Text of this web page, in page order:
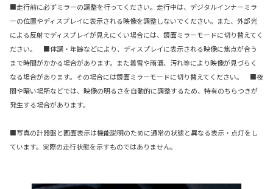
■走行前に必ずミラーの調整を行ってください。走行中は、デジタルインナーミラ
ーの位置やディスプレイに表示される映像を調整しないでください。また、外部光
による反射でディスプレイが見えにくい場合には、鏡面ミラーモードに切り替えてく
ださい。 ■体調・年齢などにより、ディスプレイに表示される映像に焦点が合う
まで時間がかかる場合があります。また着雪や雨滴、汚れ等により映像が見づらく
なる場合があります。その場合には鏡面ミラーモードに切り替えてください。 ■夜
間や暗い場所などでは、映像の明るさを自動的に調整するため、特有のちらつきが
発生する場合があります。
■写真の計器盤と画面表示は機能説明のために通常の状態と異なる表示・点灯をし
ています。実際の走行状態を示すものではありません。